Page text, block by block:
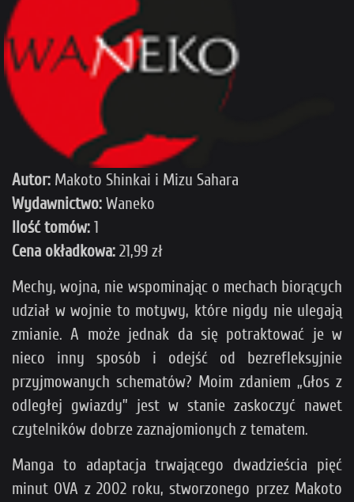
Autor: Makoto Shinkai i Mizu Sahara
Wydawnictwo: Waneko
Ilość tomów: 1
Cena okładkowa: 21,99 zł
Mechy, wojna, nie wspominając o mechach biorących
udział w wojnie to motywy, które nigdy nie ulegają
zmianie. A może jednak da się potraktować je w
nieco inny sposób i odejść od bezrefleksyjnie
przyjmowanych schematów? Moim zdaniem „Głos z
odległej gwiazdy” jest w stanie zaskoczyć nawet
czytelników dobrze zaznajomionych z tematem.
Manga to adaptacja trwającego dwadzieścia pięć
minut OVA z 2002 roku, stworzonego przez Makoto